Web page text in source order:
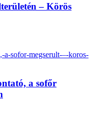
– Körös
a sofőr